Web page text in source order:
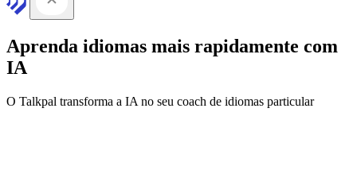
Aprenda idiomas mais rapidamente com
IA
O Talkpal transforma a IA no seu coach de idiomas particular